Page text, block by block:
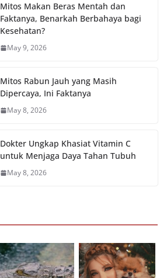
Mitos Makan Beras Mentah dan
Faktanya, Benarkah Berbahaya bagi
Kesehatan?
May 9, 2026
Mitos Rabun Jauh yang Masih
Dipercaya, Ini Faktanya
May 8, 2026
Dokter Ungkap Khasiat Vitamin C
untuk Menjaga Daya Tahan Tubuh
May 8, 2026